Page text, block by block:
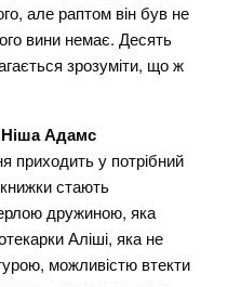
але раптом він був не
вини немає. Десять
зрозуміти, що ж
Адамс
приходить у потрібний
стають
дружиною, яка
Аліші, яка не
можливістю втекти